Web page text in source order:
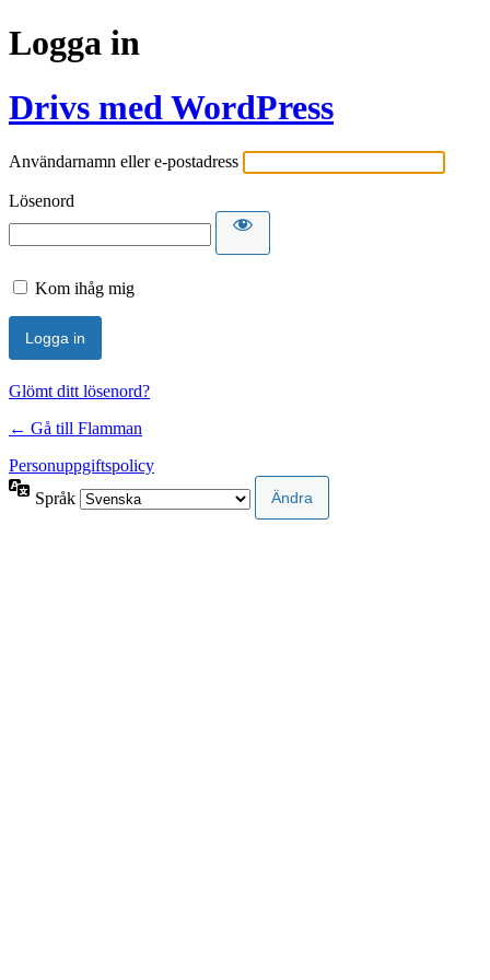
Logga in
Drivs med WordPress
Användarnamn eller e-postadress
Lösenord
Kom ihåg mig
Glömt ditt lösenord?
← Gå till Flamman
Personuppgiftspolicy
Språk